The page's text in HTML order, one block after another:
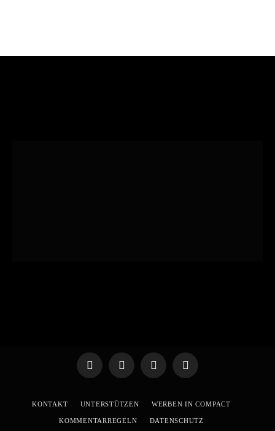
TelegramWhatsApp
X
YouTube
KONTAKT UNTERSTÜTZEN WERBEN IN COMPACT
KOMMENTARREGELN DATENSCHUTZ